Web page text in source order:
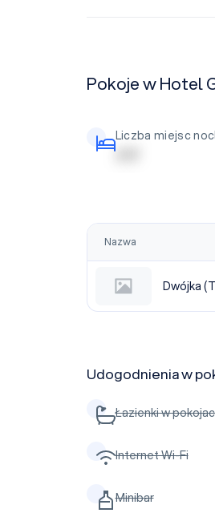
Pokoje w Hotel
Liczba miejsc
| | | | |
Nazwa
Dwójka
Udogodnienia w
Łazienki w
Internet Wi-Fi
Minibar